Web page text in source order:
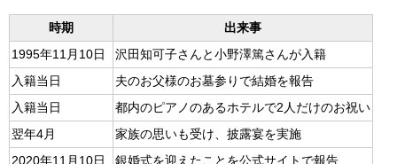
時期
出来事
1995年11月10日
沢田知可子さんと小野澤篤さんが入籍
入籍当日
夫のお父様のお墓参りで結婚を報告
入籍当日
都内のピアノのあるホテルで2人だけのお祝い
翌年4月
家族の思いも受け、披露宴を実施
2020年11月10日
銀婚式を迎えたことを公式サイトで報告